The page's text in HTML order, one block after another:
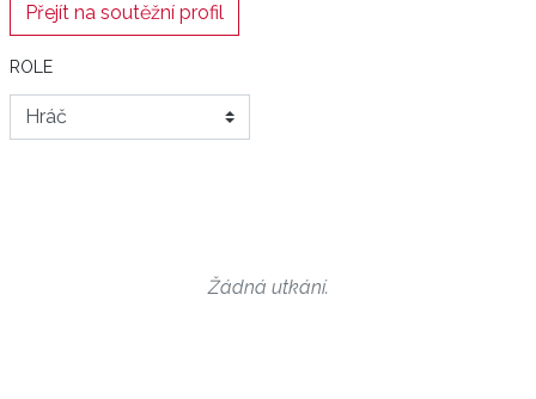
Přejít na soutěžní profil
ROLE
Žádná utkání.